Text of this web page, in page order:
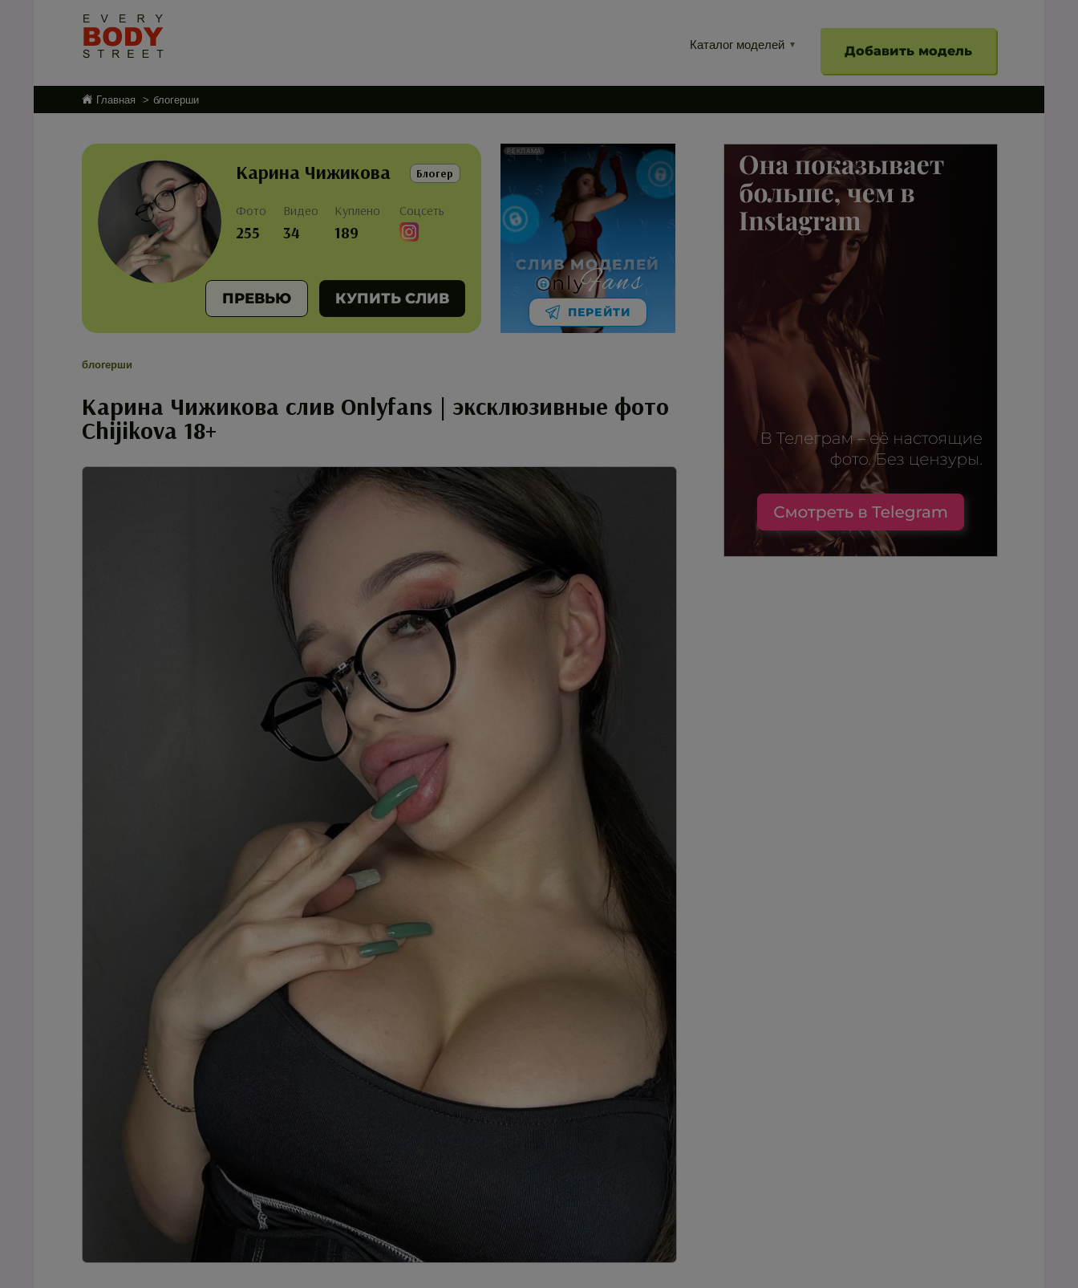
Каталог моделей Добавить модель
Главная блогерши
Карина Чижикова Блогер
Фото
255
Видео
34
Куплено
189
Соцсеть
ПРЕВЬЮ КУПИТЬ СЛИВ
РЕКЛАМА
СЛИВ МОДЕЛЕЙ
nlyFans
ПЕРЕЙТИ
блогерши
Карина Чижикова слив Onlyfans | эксклюзивные фото
Chijikova 18+